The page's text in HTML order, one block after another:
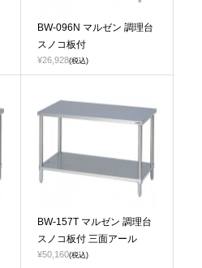
BW-096N マルゼン 調理台
スノコ板付
¥26,928(税込)
BW-157T マルゼン 調理台
スノコ板付 三面アール
¥50,160(税込)